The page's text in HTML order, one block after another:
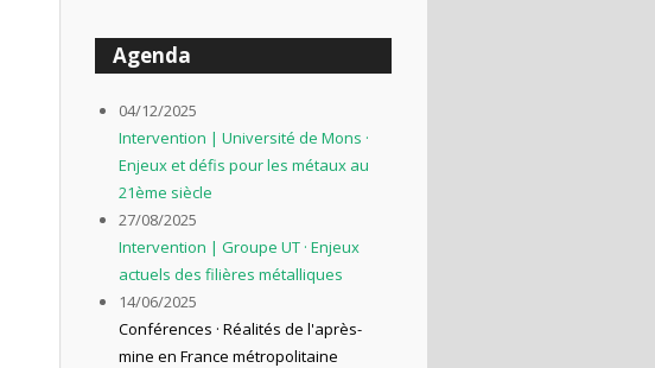
Agenda
04/12/2025
Intervention | Université de Mons ·
Enjeux et défis pour les métaux au
21ème siècle
27/08/2025
Intervention | Groupe UT · Enjeux
actuels des filières métalliques
14/06/2025
Conférences · Réalités de l'après-
mine en France métropolitaine